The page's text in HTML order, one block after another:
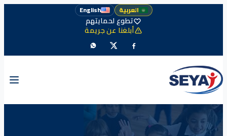
العربية English
تطوع لحمايتهم
أبلغنا عن جريمة